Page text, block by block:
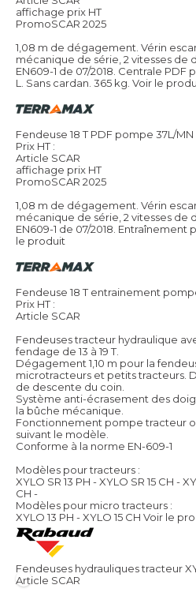
affichage prix HT
PromoSCAR 2025
1,08 m de dégagement. Vérin
mécanique de série, 2 vitesses
EN609-1 de 07/2018. Centrale PDF
L. Sans cardan. 365 kg. Voir le
Fendeuse 18 T PDF pompe 37L/MN
Prix HT :
Article SCAR
affichage prix HT
PromoSCAR 2025
1,08 m de dégagement. Vérin
mécanique de série, 2 vitesses
EN609-1 de 07/2018. Entraînement
le produit
Fendeuse 18 T entrainement
Prix HT :
Article SCAR
Fendeuses tracteur hydraulique
fendage de 13 à 19 T.
Dégagement 1,10 m pour la
microtracteurs et petits tracteurs.
de descente du coin.
Système anti-écrasement des
la bûche mécanique.
Fonctionnement pompe tracteur
suivant le modèle.
Conforme à la norme EN-609-1
Modèles pour tracteurs :
XYLO SR 13 PH - XYLO SR 15 CH -
CH -
Modèles pour micro tracteurs :
XYLO 13 PH - XYLO 15 CH Voir le
Fendeuses hydrauliques tracteur
Article SCAR